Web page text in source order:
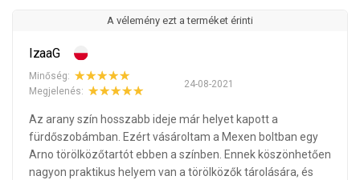
A vélemény ezt a terméket érinti
IzaaG
24-08-2021
Minőség:
Megjelenés:
Az arany szín hosszabb ideje már helyet kapott a
fürdőszobámban. Ezért vásároltam a Mexen boltban egy
Arno törölközőtartót ebben a színben. Ennek köszönhetően
nagyon praktikus helyem van a törölközők tárolására, és